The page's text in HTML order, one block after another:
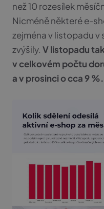
než 10 rozesílek
Nicméně některé e-
zejména v listopadu v
zvýšily. V listopadu
v celkovém počtu
a v prosinci o cca 9 %.